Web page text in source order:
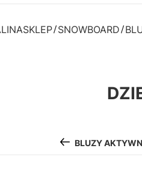
SNOWBOARD
BLUZY